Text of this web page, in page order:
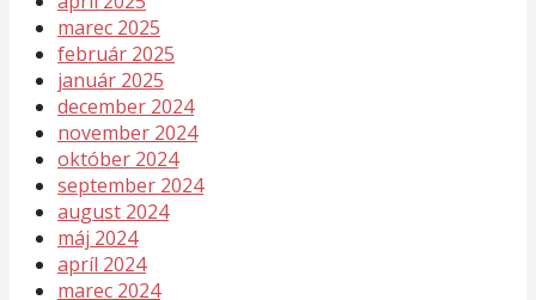
marec 2025
február 2025
január 2025
december 2024
november 2024
október 2024
september 2024
august 2024
máj 2024
apríl 2024
marec 2024